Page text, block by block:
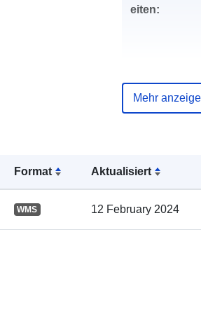
Format Aktualisiert
WMS 12 February 2024
eiten:
Gebiet:
Mehr